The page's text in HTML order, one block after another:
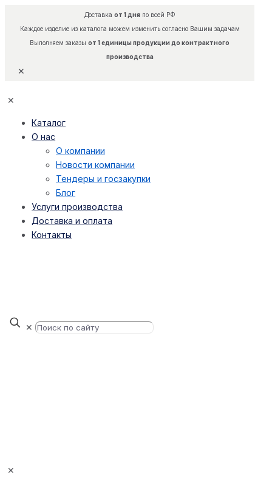
Доставка от 1 дняпо всей РФ
Каждое изделие из каталога можем изменить согласно Вашим задачам
Выполняем заказы от 1 единицы продукции до контрактного
производства
✕
✕
Каталог
О нас
О компании
Новости компании
Тендеры и госзакупки
Блог
Услуги производства
Доставка и оплата
Контакты
✕
✕